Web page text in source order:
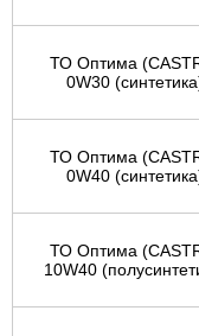
ТО Оптима
0W30
ТО Оптима
0W40
ТО Оптима
10W40